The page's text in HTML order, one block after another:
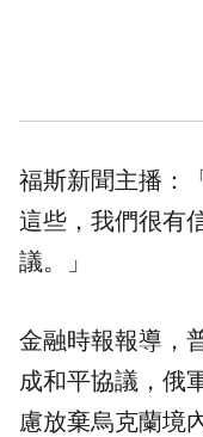
福斯新聞主播：
這些，我們很有
議。」
金融時報報導，
成和平協議，俄
慮放棄烏克蘭境